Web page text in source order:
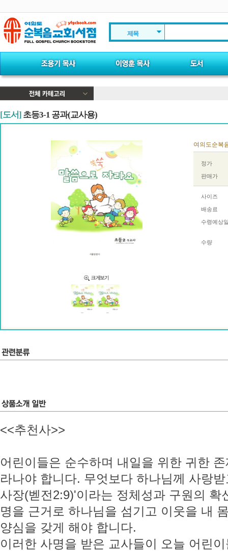
제목
[도서] 초등3-1 공과(교사용)
여의도순복
정가
판매가
사이즈
배송료
수령예상
수량
<<추천사>>
어린이들은 순수하며 내일을 위한 귀한
라나야 합니다. 무엇보다 하나님께 사랑
사장(벧전2:9)'이라는 정체성과 구원의
명을 근거로 하나님을 섬기고 이웃을 내
양심을 갖게 해야 합니다.
이러한 사명을 받은 교사들이 오늘 어린